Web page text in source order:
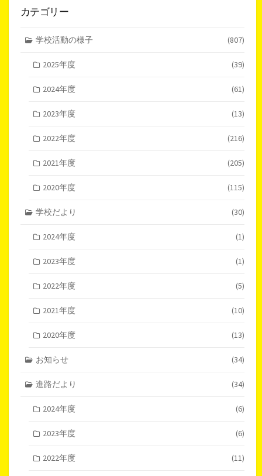
カテゴリー
学校活動の様子 (807)
2025年度 (39)
2024年度 (61)
2023年度 (13)
2022年度 (216)
2021年度 (205)
2020年度 (115)
学校だより (30)
2024年度 (1)
2023年度 (1)
2022年度 (5)
2021年度 (10)
2020年度 (13)
お知らせ (34)
進路だより (34)
2024年度 (6)
2023年度 (6)
2022年度 (11)